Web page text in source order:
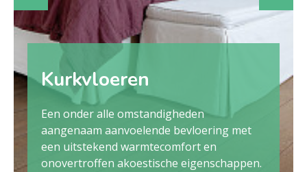
Kurkvloeren
Een onder alle omstandigheden
aangenaam aanvoelende bevloering met
een uitstekend warmtecomfort en
onovertroffen akoestische eigenschappen.